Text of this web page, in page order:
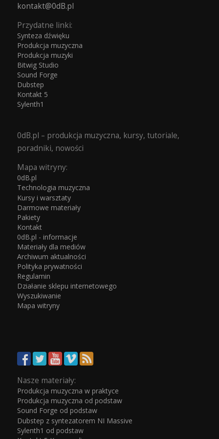
kontakt@0dB.pl
Przydatne linki:
Synteza dźwięku
Produkcja muzyczna
Produkcja muzyki
Bitwig Studio
Sound Forge
Dubstep
Kontakt 5
Sylenth1
0dB.pl – produkcja muzyczna, kursy, tutoriale,
poradniki, nowości
Mapa witryny:
0dB.pl
Technologia muzyczna
Kursy i warsztaty
Darmowe materiały
Pakiety
Kontakt
0dB.pl - informacje
Materiały dla mediów
Archiwum aktualności
Polityka prywatności
Regulamin
Działanie sklepu internetowego
Wyszukiwanie
Mapa witryny
Nasze materiały:
Produkcja muzyczna w praktyce
Produkcja muzyczna od podstaw
Sound Forge od podstaw
Dubstep z syntezatorem NI Massive
Sylenth1 od podstaw